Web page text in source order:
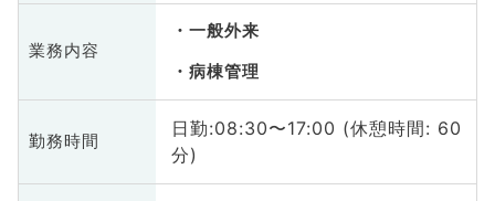
業務内容
一般外来
病棟管理
勤務時間
日勤:08:30〜17:00 (休憩時間: 60
分)